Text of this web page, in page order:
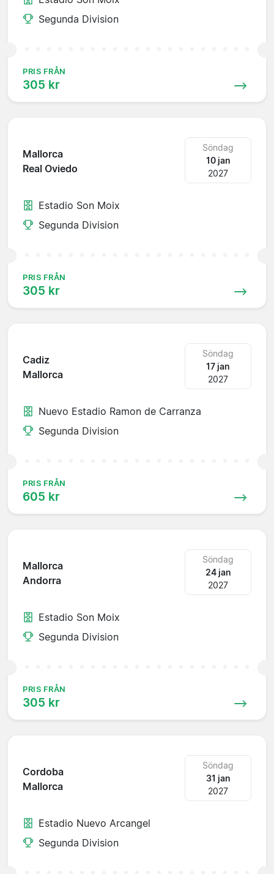
Segunda Division
PRIS FRÅN
305 kr
Mallorca
Real Oviedo
Söndag
10 jan
2027
Estadio Son Moix
Segunda Division
PRIS FRÅN
305 kr
Cadiz
Mallorca
Söndag
17 jan
2027
Nuevo Estadio Ramon de Carranza
Segunda Division
PRIS FRÅN
605 kr
Mallorca
Andorra
Söndag
24 jan
2027
Estadio Son Moix
Segunda Division
PRIS FRÅN
305 kr
Cordoba
Mallorca
Söndag
31 jan
2027
Estadio Nuevo Arcangel
Segunda Division